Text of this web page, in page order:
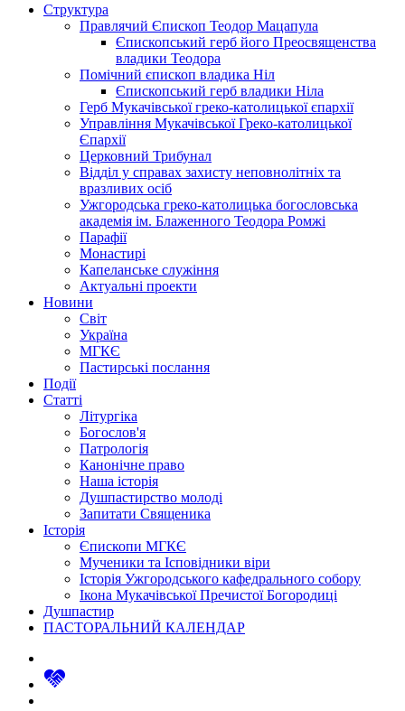
Структура
Правлячий Єпископ Теодор Мацапула
Єпископський герб його Преосвященства
владики Теодора
Помічний єпископ владика Ніл
Єпископський герб владики Ніла
Герб Мукачівської греко-католицької єпархії
Управління Мукачівської Греко-католицької
Єпархії
Церковний Трибунал
Відділ у справах захисту неповнолітніх та
вразливих осіб
Ужгородська греко-католицька богословська
академія ім. Блаженного Теодора Ромжі
Парафії
Монастирі
Капеланське служіння
Актуальні проекти
Новини
Світ
Україна
МГКЄ
Пастирські послання
Події
Статті
Літургіка
Богослов'я
Патрологія
Канонічне право
Наша історія
Душпастирство молоді
Запитати Священика
Історія
Єпископи МГКЄ
Мученики та Ісповідники віри
Історія Ужгородського кафедрального собору
Ікона Мукачівської Пречистої Богородиці
Душпастир
ПАСТОРАЛЬНИЙ КАЛЕНДАР